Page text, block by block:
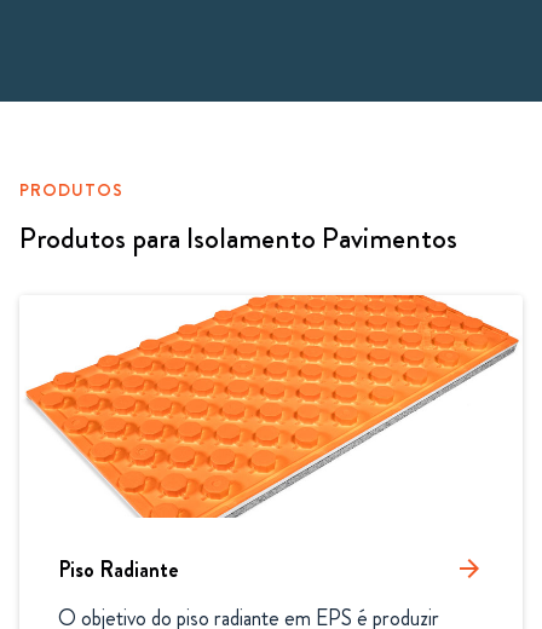
PRODUTOS
Produtos para Isolamento Pavimentos
Piso Radiante arrow_forward
O objetivo do piso radiante em EPS é produzir